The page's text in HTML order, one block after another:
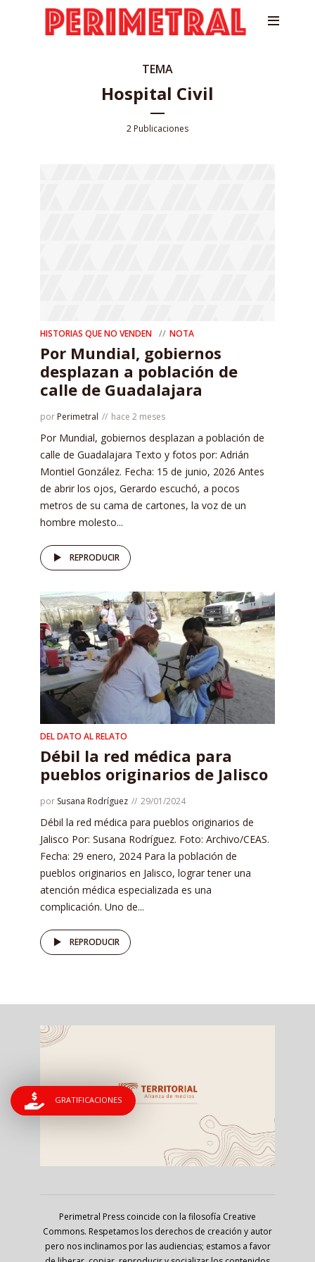
TEMA
Hospital Civil
2 Publicaciones
HISTORIAS QUE NO VENDEN NOTA
Por Mundial, gobiernos
desplazan a población de
calle de Guadalajara
por Perimetral hace 2 meses
Por Mundial, gobiernos desplazan a población de
calle de Guadalajara Texto y fotos por: Adrián
Montiel González. Fecha: 15 de junio, 2026 Antes
de abrir los ojos, Gerardo escuchó, a pocos
metros de su cama de cartones, la voz de un
hombre molesto...
REPRODUCIR
DEL DATO AL RELATO
Débil la red médica para
pueblos originarios de Jalisco
por Susana Rodríguez 29/01/2024
Débil la red médica para pueblos originarios de
Jalisco Por: Susana Rodríguez. Foto: Archivo/CEAS.
Fecha: 29 enero, 2024 Para la población de
pueblos originarios en Jalisco, lograr tener una
atención médica especializada es una
complicación. Uno de...
REPRODUCIR
Perimetral Press coincide con la filosofía Creative
Commons. Respetamos los derechos de creación y autor
pero nos inclinamos por las audiencias; estamos a favor
GRATIFICACIONES